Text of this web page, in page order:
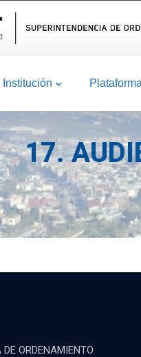
Institución
17.
ORDENAMIENTO